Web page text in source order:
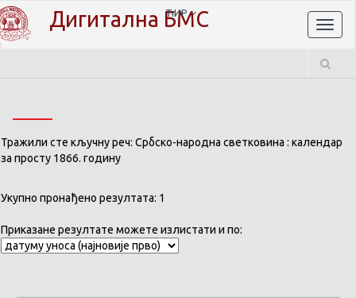
Дигитална БМС
ЋИР
Тражили сте кључну реч: Србско-народна светковина : календар
за просту 1866. годину
Укупно пронађено резултата: 1
Приказане резултате можете излистати и по: